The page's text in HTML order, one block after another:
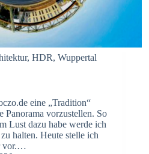
, HDR, Wuppertal
eine „Tradition“
Panorama vorzustellen. So
Lust dazu habe werde ich
halten. Heute stelle ich
vor.…